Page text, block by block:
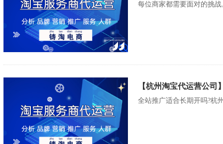
每位商家都需要面对的挑战
【杭州淘宝代运营公司
全站推广适合长期开吗?杭